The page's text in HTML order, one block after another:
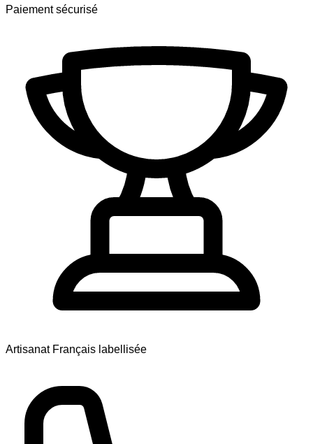
Paiement sécurisé
Artisanat Français labellisée